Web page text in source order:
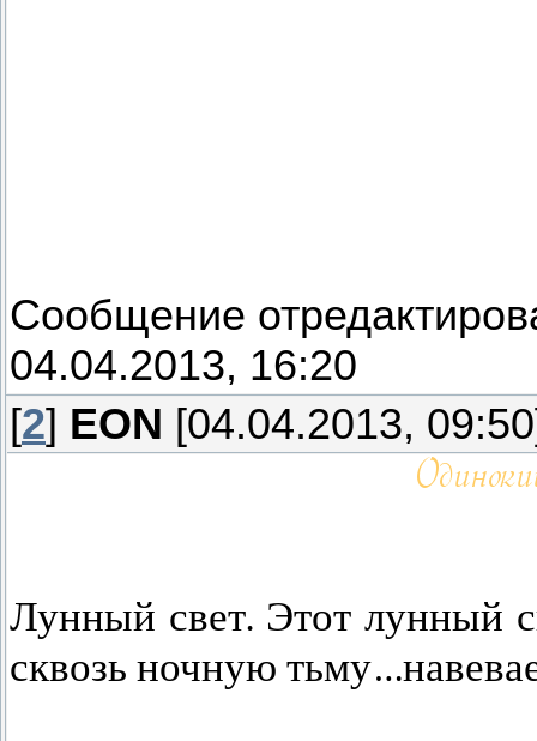
Сообщение
04.04.2013, 16:20
[2] EON [04.04.2013,
Лунный свет. Этот лунный
сквозь ночную